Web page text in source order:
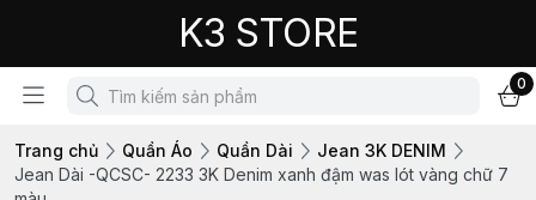
K3 STORE
0
Trang chủ Quần Áo Quần Dài
Jean 3K DENIM
Jean Dài -QCSC- 2233 3K Denim xanh đậm was lót vàng chữ 7